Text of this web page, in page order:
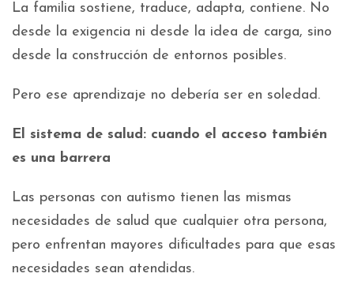
La familia sostiene, traduce, adapta, contiene. No
desde la exigencia ni desde la idea de carga, sino
desde la construcción de entornos posibles.
Pero ese aprendizaje no debería ser en soledad.
El sistema de salud: cuando el acceso también
es una barrera
Las personas con autismo tienen las mismas
necesidades de salud que cualquier otra persona,
pero enfrentan mayores dificultades para que esas
necesidades sean atendidas.